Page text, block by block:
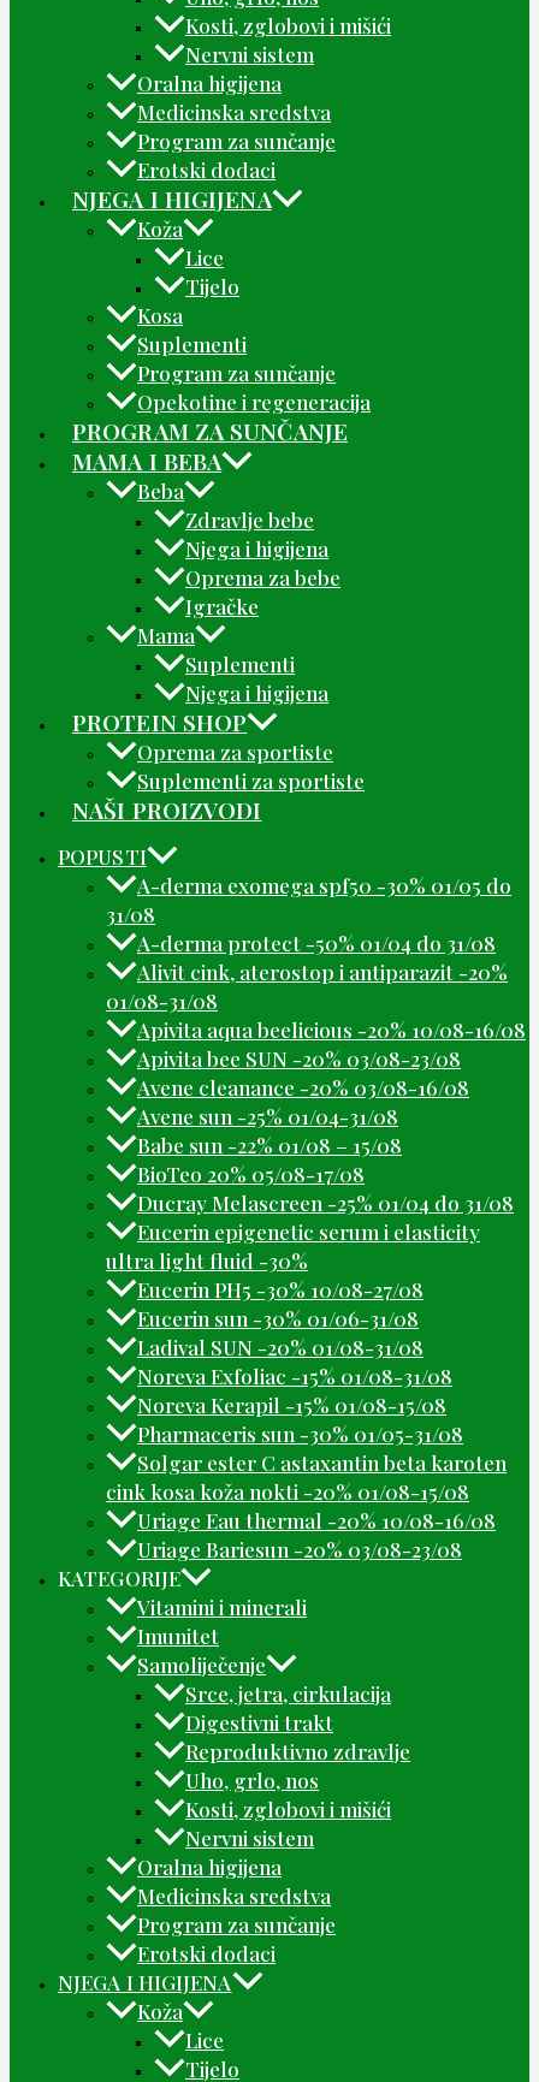
Kosti, zglobovi i mišići
Nervni sistem
Oralna higijena
Medicinska sredstva
Program za sunčanje
Erotski dodaci
NJEGA I HIGIJENA
Koža
Lice
Tijelo
Kosa
Suplementi
Program za sunčanje
Opekotine i regeneracija
PROGRAM ZA SUNČANJE
MAMA I BEBA
Beba
Zdravlje bebe
Njega i higijena
Oprema za bebe
Igračke
Mama
Suplementi
Njega i higijena
PROTEIN SHOP
Oprema za sportiste
Suplementi za sportiste
NAŠI PROIZVODI
POPUSTI
A-derma exomega spf50 -30% 01/05 do
31/08
A-derma protect -50% 01/04 do 31/08
Alivit cink, aterostop i antiparazit -20%
01/08-31/08
Apivita aqua beelicious -20% 10/08-16/08
Apivita bee SUN -20% 03/08-23/08
Avene cleanance -20% 03/08-16/08
Avene sun -25% 01/04-31/08
Babe sun -22% 01/08 – 15/08
BioTeo 20% 05/08-17/08
Ducray Melascreen -25% 01/04 do 31/08
Eucerin epigenetic serum i elasticity
ultra light fluid -30%
Eucerin PH5 -30% 10/08-27/08
Eucerin sun -30% 01/06-31/08
Ladival SUN -20% 01/08-31/08
Noreva Exfoliac -15% 01/08-31/08
Noreva Kerapil -15% 01/08-15/08
Pharmaceris sun -30% 01/05-31/08
Solgar ester C astaxantin beta karoten
cink kosa koža nokti -20% 01/08-15/08
Uriage Eau thermal -20% 10/08-16/08
Uriage Bariesun -20% 03/08-23/08
KATEGORIJE
Vitamini i minerali
Imunitet
Samoliječenje
Srce, jetra, cirkulacija
Digestivni trakt
Reproduktivno zdravlje
Uho, grlo, nos
Kosti, zglobovi i mišići
Nervni sistem
Oralna higijena
Medicinska sredstva
Program za sunčanje
Erotski dodaci
NJEGA I HIGIJENA
Koža
Lice
Tijelo